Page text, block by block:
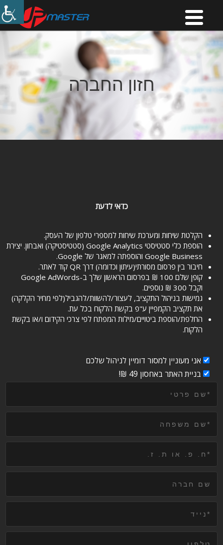
חזון החברה
כדאי לדעת
הקלטת שיחות ומערכת שיחות למספרי טלפון של העסק.
הוספת כלי סטטיסטי Google Analytics (סטטיסטיקה) ואבחון. יצירת
Google Business והוספתה למאגר של Google.
חיבור בין פרסום מסורתי(עיתון וכדומה) דרך QR קוד לאתר.
קופן שלם 100 ₪ בפרסום הראשון שלך ב-Google AdWords
וקבל 300 ₪ נוספים.
גמישות בניהול התקציב, לעצור/להשוות/להגביל(לפי מחיר הקלקה)
את תקציב הקמפיין ע"פ בקשת הלקוח בכל עת.
החלפת/הוספת ביטויים/מילות המפתח לפי צרכי הקידום ו/או בקשת
הלקוח.
אני מעוניין למסור דומיין לניהול שלכם
בניית האתר באחסון 49 ₪!